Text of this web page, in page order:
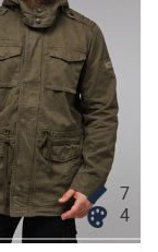
7
4